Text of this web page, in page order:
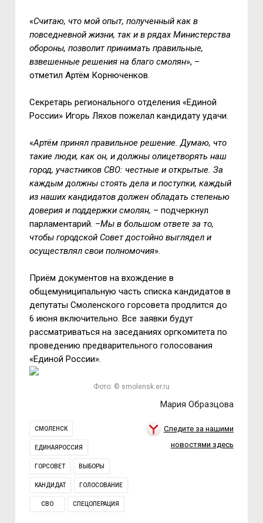
«Считаю, что мой опыт, полученный как в
повседневной жизни, так и в рядах Министерства
обороны, позволит принимать правильные,
взвешенные решения на благо смолян», –
отметил Артём Корнюченков.
Секретарь регионального отделения «Единой
России» Игорь Ляхов пожелал кандидату удачи.
«Артём принял правильное решение. Думаю, что
такие люди, как он, и должны олицетворять наш
город, участников СВО: честные и открытые. За
каждым должны стоять дела и поступки, каждый
из наших кандидатов должен обладать степенью
доверия и поддержки смолян, – подчеркнул
парламентарий. –Мы в большом ответе за то,
чтобы городской Совет достойно выглядел и
осуществлял свои полномочия».
Приём документов на вхождение в
общемуниципальную часть списка кандидатов в
депутаты Смоленского горсовета продлится до
6 июня включительно. Все заявки будут
рассматриваться на заседаниях оргкомитета по
проведению предварительного голосования
«Единой России».
Фото: © smolensk.er.ru
Мария Образцова
СМОЛЕНСК
ЕДИНАЯРОССИЯ
ГОРСОВЕТ ВЫБОРЫ
КАНДИДАТ ГОЛОСОВАНИЕ
СВО СПЕЦОПЕРАЦИЯ
Следите за нашими
новостями здесь